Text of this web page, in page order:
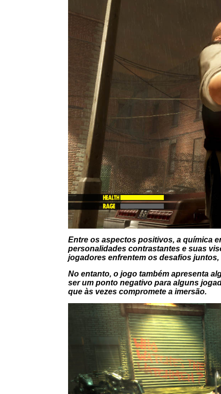
Entre os aspectos positivos, a química
personalidades contrastantes e suas
jogadores enfrentem os desafios
No entanto, o jogo também apresenta
ser um ponto negativo para alguns
que às vezes compromete a imersão.